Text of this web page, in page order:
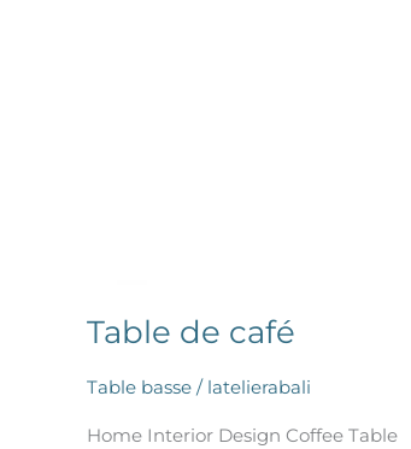
Table de café
Table basse / latelierabali
Home Interior Design Coffee Table